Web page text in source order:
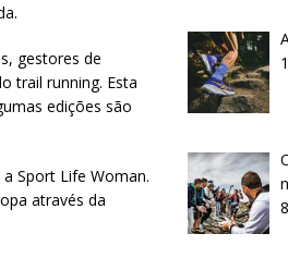
gestores de
trail running. Esta
edições são
Sport Life Woman.
através da